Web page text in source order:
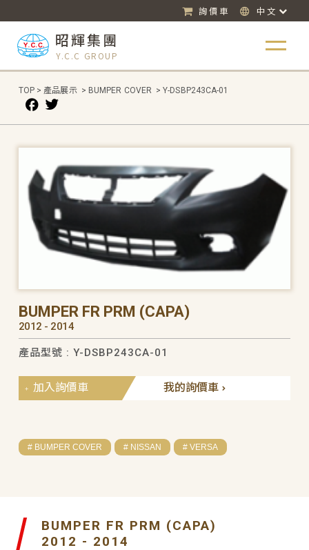
詢價車 中文
昭輝集團
Y.C.C GROUP
TOP > 產品展示 > BUMPER COVER > Y-DSBP243CA-01
BUMPER FR PRM (CAPA)
2012 - 2014
產品型號 : Y-DSBP243CA-01
我的詢價車
加入詢價車
# BUMPER COVER # NISSAN # VERSA
BUMPER FR PRM (CAPA)
2012 - 2014